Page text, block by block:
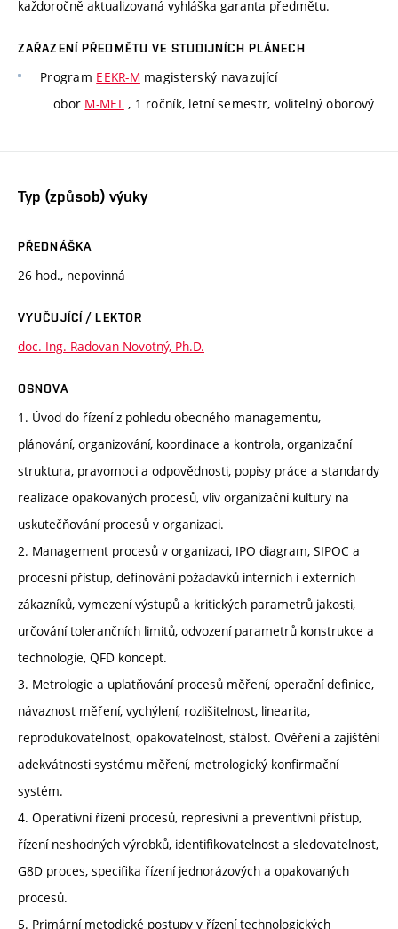
každoročně aktualizovaná vyhláška garanta předmětu.
ZAŘAZENÍ PŘEDMĚTU VE STUDIJNÍCH PLÁNECH
Program EEKR-M magisterský navazující
obor M-MEL, 1 ročník, letní semestr, volitelný oborový
Typ (způsob) výuky
PŘEDNÁŠKA
26 hod., nepovinná
VYUČUJÍCÍ / LEKTOR
doc. Ing. Radovan Novotný, Ph.D.
OSNOVA
1. Úvod do řízení z pohledu obecného managementu,
plánování, organizování, koordinace a kontrola, organizační
struktura, pravomoci a odpovědnosti, popisy práce a standardy
realizace opakovaných procesů, vliv organizační kultury na
uskutečňování procesů v organizaci.
2. Management procesů v organizaci, IPO diagram, SIPOC a
procesní přístup, definování požadavků interních i externích
zákazníků, vymezení výstupů a kritických parametrů jakosti,
určování tolerančních limitů, odvození parametrů konstrukce a
technologie, QFD koncept.
3. Metrologie a uplatňování procesů měření, operační definice,
návaznost měření, vychýlení, rozlišitelnost, linearita,
reprodukovatelnost, opakovatelnost, stálost. Ověření a zajištění
adekvátnosti systému měření, metrologický konfirmační
systém.
4. Operativní řízení procesů, represivní a preventivní přístup,
řízení neshodných výrobků, identifikovatelnost a sledovatelnost,
G8D proces, specifika řízení jednorázových a opakovaných
procesů.
5. Primární metodické postupy v řízení technologických